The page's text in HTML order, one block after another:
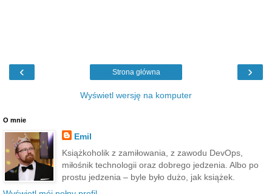
‹ ›
Strona główna
Wyświetl wersję na komputer
O mnie
Emil
Książkoholik z zamiłowania, z zawodu DevOps,
miłośnik technologii oraz dobrego jedzenia. Albo po
prostu jedzenia – byle było dużo, jak książek.